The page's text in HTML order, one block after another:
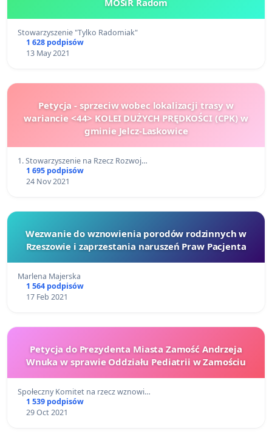
Stowarzyszenie "Tylko Radomiak"
1 628 podpisów
13 May 2021
Petycja - sprzeciw wobec lokalizacji trasy w
wariancie <44> KOLEI DUŻYCH PRĘDKOŚCI (CPK) w
gminie Jelcz-Laskowice
1. Stowarzyszenie na Rzecz Rozwoj…
1 695 podpisów
24 Nov 2021
Wezwanie do wznowienia porodów rodzinnych w
Rzeszowie i zaprzestania naruszeń Praw Pacjenta
Marlena Majerska
1 564 podpisów
17 Feb 2021
Petycja do Prezydenta Miasta Zamość Andrzeja
Wnuka w sprawie Oddziału Pediatrii w Zamościu
Społeczny Komitet na rzecz wznowi…
1 539 podpisów
29 Oct 2021